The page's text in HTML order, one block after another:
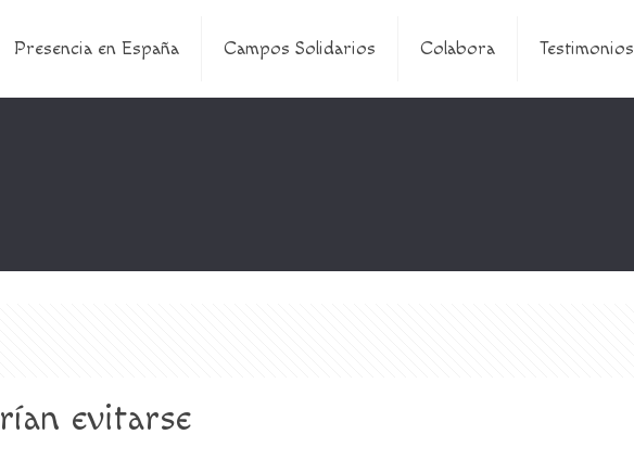
Presencia en España Campos Solidarios Colabora Testimonios
evitarse